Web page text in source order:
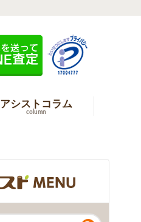
アシストコラム
column